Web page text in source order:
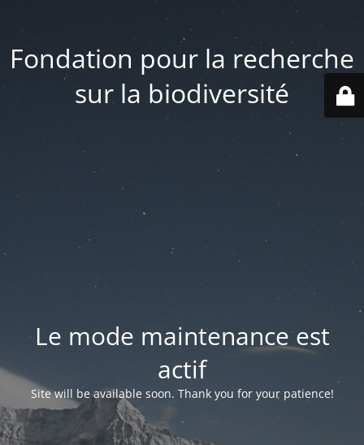
Fondation pour la recherche
sur la biodiversité
Le mode maintenance est
actif
Site will be available soon. Thank you for your patience!